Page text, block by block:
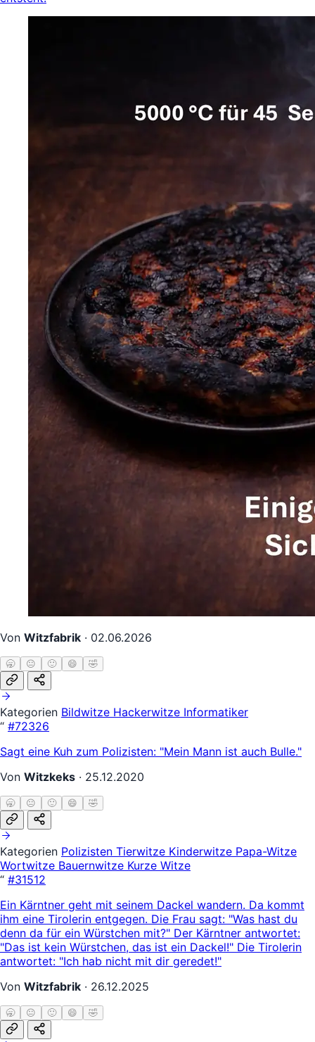
Von Witzfabrik · 02.06.2026
🥱 😐 🙂 😄 🤣
Kategorien Bildwitze Hackerwitze Informatiker
“ #72326
Sagt eine Kuh zum Polizisten: "Mein Mann ist auch Bulle."
Von Witzkeks · 25.12.2020
🥱 😐 🙂 😄 🤣
Kategorien Polizisten Tierwitze Kinderwitze Papa-Witze
Wortwitze Bauernwitze Kurze Witze
“ #31512
Ein Kärntner geht mit seinem Dackel wandern. Da kommt
ihm eine Tirolerin entgegen. Die Frau sagt: "Was hast du
denn da für ein Würstchen mit?" Der Kärntner antwortet:
"Das ist kein Würstchen, das ist ein Dackel!" Die Tirolerin
antwortet: "Ich hab nicht mit dir geredet!"
Von Witzfabrik · 26.12.2025
🥱 😐 🙂 😄 🤣